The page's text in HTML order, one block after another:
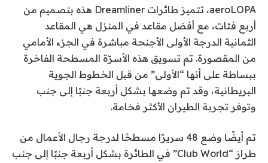
aeroLOPA، تتميز طائرات Dreamliner هذه بتصميم من
أربع فئات، مع أفضل مقاعد في المنزل هي المقاعد
الثمانية الدرجة الأولى الأجنحة مباشرة في الجزء الأمامي
من المقصورة. تم تسويق هذه الأسرّة المسطحة الفاخرة
ببساطة على أنها “الأولى” من قبل الخطوط الجوية
البريطانية، وقد تم وضعها بشكل أربعة جنبًا إلى جنب
وتوفر تجربة الطيران الأكثر فخامة.
تم أيضًا وضع 48 سريرًا مسطحًا لدرجة رجال الأعمال من
طراز “Club World” في الطائرة بشكل أربعة جنبًا إلى جنب